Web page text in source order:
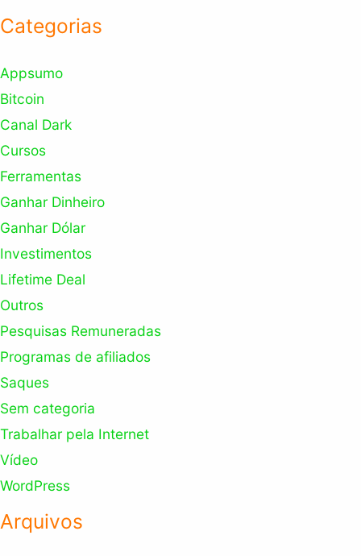
Categorias
Appsumo
Bitcoin
Canal Dark
Cursos
Ferramentas
Ganhar Dinheiro
Ganhar Dólar
Investimentos
Lifetime Deal
Outros
Pesquisas Remuneradas
Programas de afiliados
Saques
Sem categoria
Trabalhar pela Internet
Vídeo
WordPress
Arquivos